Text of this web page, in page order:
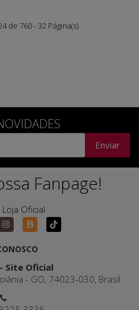
de 760 - 32 Página(s)
Enviar
Fanpage!
Loja Oficial
Site Oficial
- GO, 74023-030, Brasil